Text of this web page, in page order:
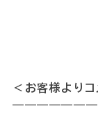
＜お客様より